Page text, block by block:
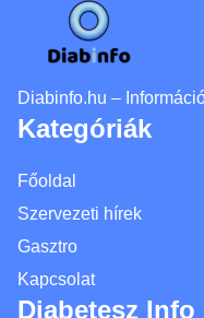
Diabinfo.hu –
Kategóriák
Főoldal
Szervezeti hírek
Gasztro
Kapcsolat
Diabetesz Info